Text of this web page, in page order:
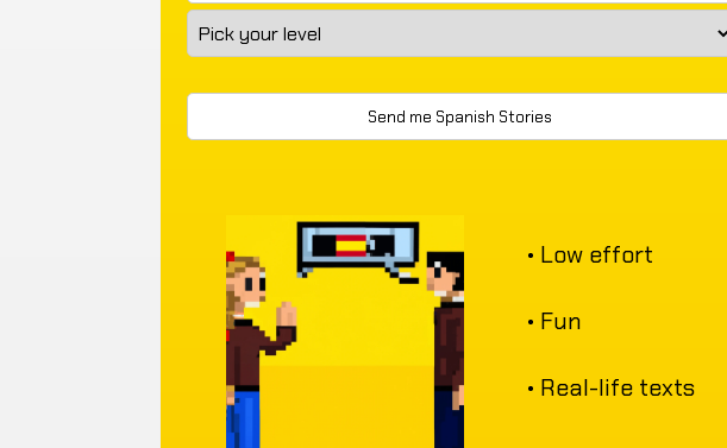
• Low effort
• Fun
• Real-life texts